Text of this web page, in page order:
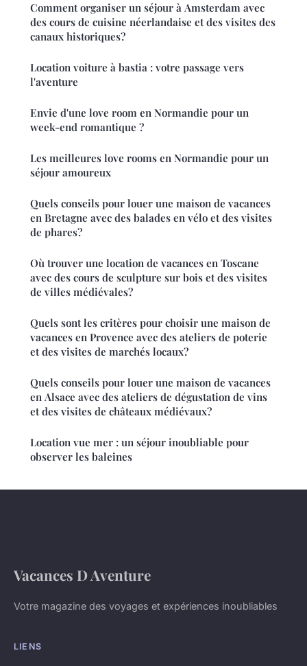
Comment organiser un séjour à Amsterdam avec
des cours de cuisine néerlandaise et des visites des
canaux historiques?
Location voiture à bastia : votre passage vers
l'aventure
Envie d'une love room en Normandie pour un
week-end romantique ?
Les meilleures love rooms en Normandie pour un
séjour amoureux
Quels conseils pour louer une maison de vacances
en Bretagne avec des balades en vélo et des visites
de phares?
Où trouver une location de vacances en Toscane
avec des cours de sculpture sur bois et des visites
de villes médiévales?
Quels sont les critères pour choisir une maison de
vacances en Provence avec des ateliers de poterie
et des visites de marchés locaux?
Quels conseils pour louer une maison de vacances
en Alsace avec des ateliers de dégustation de vins
et des visites de châteaux médiévaux?
Location vue mer : un séjour inoubliable pour
observer les baleines
Vacances D Aventure
Votre magazine des voyages et expériences inoubliables
LIENS